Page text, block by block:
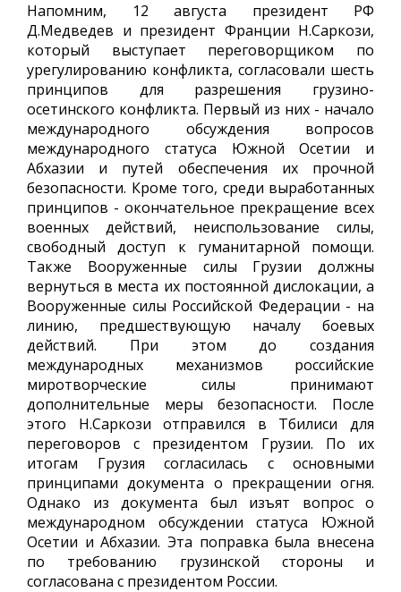
Напомним, 12 августа президент РФ
Д.Медведев и президент Франции Н.Саркози,
который выступает переговорщиком по
урегулированию конфликта, согласовали шесть
принципов для разрешения грузино-
осетинского конфликта. Первый из них - начало
международного обсуждения вопросов
международного статуса Южной Осетии и
Абхазии и путей обеспечения их прочной
безопасности. Кроме того, среди выработанных
принципов - окончательное прекращение всех
военных действий, неиспользование силы,
свободный доступ к гуманитарной помощи.
Также Вооруженные силы Грузии должны
вернуться в места их постоянной дислокации, а
Вооруженные силы Российской Федерации - на
линию, предшествующую началу боевых
действий. При этом до создания
международных механизмов российские
миротворческие силы принимают
дополнительные меры безопасности. После
этого Н.Саркози отправился в Тбилиси для
переговоров с президентом Грузии. По их
итогам Грузия согласилась с основными
принципами документа о прекращении огня.
Однако из документа был изъят вопрос о
международном обсуждении статуса Южной
Осетии и Абхазии. Эта поправка была внесена
по требованию грузинской стороны и
согласована с президентом России.